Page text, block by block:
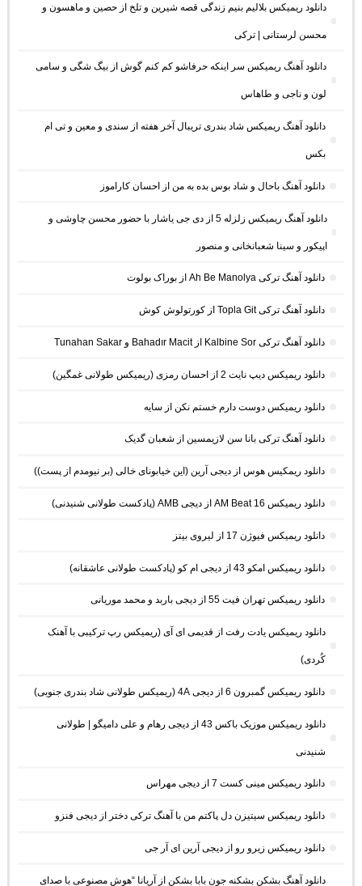
دانلود ریمیکس بلالیم بنیم زندگی قصه شیرین و تلخ از حصین و ماهسون و
محسن لرستانی | ترکی
دانلود آهنگ ریمیکس سر اینکه حرفاشو کم کنم گوش از بیگ شگی و سامی
لون و ناجی و طاهاس
دانلود آهنگ ریمیکس شاد بندری تریبال آخر هفته از سندی و معین و تی ام
بکس
دانلود آهنگ باحال و شاد بوس بده به من از احسان کاراموز
دانلود آهنگ ریمیکس زلزله 5 از دی جی یاشار با حضور محسن چاوشی و
اپیکور و سینا شعبانخانی و منصور
دانلود آهنگ ترکی Ah Be Manolya از بوراک بولوت
دانلود آهنگ ترکی Topla Git از کورتولوش کوش
دانلود آهنگ ترکی Kalbine Sor از Bahadır Macit و Tunahan Sakar
دانلود ریمیکس دیپ نایت 2 از احسان رمزی (ریمیکس طولانی غمگین)
دانلود ریمیکس دوست دارم خستم نکن از سایه
دانلود آهنگ ترکی بانا سن لازیمسین از شعبان گدیک
دانلود ریمکیس هوس از دیجی آرین (این خیابونای خالی (بر نیومدم از پست))
دانلود ریمیکس AM Beat 16 از دیجی AMB (پادکست طولانی شنیدنی)
دانلود ریمیکس فیوژن 17 از لیروی بیتز
دانلود ریمیکس امکو 43 از دیجی ام کو (پادکست طولانی عاشقانه)
دانلود ریمیکس تهران فیت 55 از دیجی باربد و محمد موریانی
دانلود ریمیکس یادت رفت از قدیمی ای آی (ریمیکس رپ ترکیبی با آهنک
کُردی)
دانلود ریمیکس گمبرون 6 از دیجی 4A (ریمیکس طولانی شاد بندری جنوبی)
دانلود ریمیکس موزیک باکس 43 از دیجی رهام و علی دامیگو | طولانی
شنیدنی
دانلود ریمیکس مینی کست 7 از دیجی مهراس
دانلود ریمیکس سیتیزن دل پاکتم من با آهنگ ترکی دختر از دیجی فنزو
دانلود ریمیکس زیرو رو از دیجی آرین ای آر جی
دانلود آهنگ بشکن بشکنه جون بابا بشکن از آریانا “هوش مصنوعی با صدای